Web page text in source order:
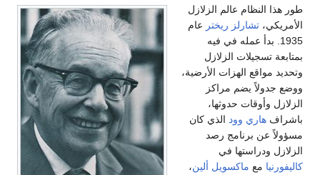
طور هذا النظام عالم الزلازل
الأمريكي، تشارلز ريختر عام
1935. بدأ عمله في فيه
بمتابعة تسجيلات الزلازل
وتحديد مواقع الهزات الأرضية،
ووضع جدولاً يضم مراكز
الزلازل وأوقات حدوثها،
باشراف هاري وودالذي كان
مسؤولاً عن برنامج رصد
الزلازل ودراستها في
كاليفورنيامع ماكسويل ألين،